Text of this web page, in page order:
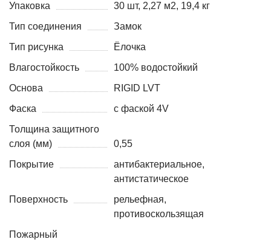
Упаковка
30 шт, 2,27 м2, 19,4 кг
Тип соединения
Замок
Тип рисунка
Ёлочка
Влагостойкость
100% водостойкий
Основа
RIGID LVT
Фаска
с фаской 4V
Толщина защитного
слоя (мм)
0,55
Покрытие
антибактериальное,
антистатическое
Поверхность
рельефная,
противоскользящая
Пожарный